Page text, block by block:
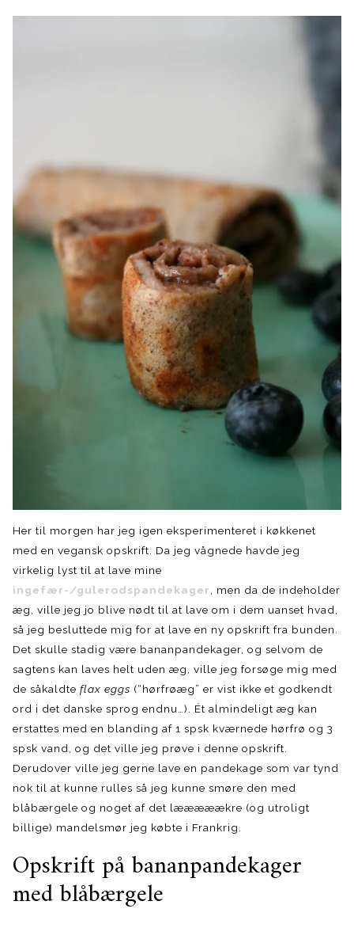
Her til morgen har jeg igen eksperimenteret i køkkenet
med en vegansk opskrift. Da jeg vågnede havde jeg
virkelig lyst til at lave mine
ingefær-/gulerodspandekager
, men da de indeholder
æg, ville jeg jo blive nødt til at lave om i dem uanset hvad,
så jeg besluttede mig for at lave en ny opskrift fra bunden.
Det skulle stadig være bananpandekager, og selvom de
sagtens kan laves helt uden æg, ville jeg forsøge mig med
de såkaldte flax eggs (“hørfrøæg” er vist ikke et godkendt
ord i det danske sprog endnu…). Ét almindeligt æg kan
erstattes med en blanding af 1 spsk kværnede hørfrø og 3
spsk vand, og det ville jeg prøve i denne opskrift.
Derudover ville jeg gerne lave en pandekage som var tynd
nok til at kunne rulles så jeg kunne smøre den med
blåbærgele og noget af det lææææækre (og utroligt
billige) mandelsmør jeg købte i Frankrig.
Opskrift på bananpandekager
med blåbærgele